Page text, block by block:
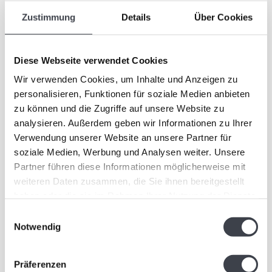
Zustimmung Details Über Cookies
Diese Webseite verwendet Cookies
Wir verwenden Cookies, um Inhalte und Anzeigen zu
personalisieren, Funktionen für soziale Medien anbieten
zu können und die Zugriffe auf unsere Website zu
analysieren. Außerdem geben wir Informationen zu Ihrer
Verwendung unserer Website an unsere Partner für
soziale Medien, Werbung und Analysen weiter. Unsere
Partner führen diese Informationen möglicherweise mit
weiteren Daten zusammen, die Sie ihnen bereitgestellt
Notwendig
Präferenzen
fast 70 cm hohe Kristal..
€1.150,00
Engman.
€0,00
Kosta Boda „Happiness“